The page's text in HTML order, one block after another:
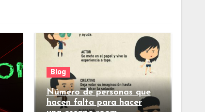
Blog
Número de personas que
hacen falta para hacer